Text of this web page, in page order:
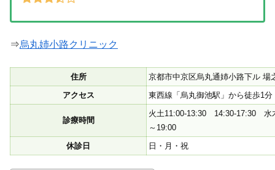
⇒烏丸姉小路クリニック
住所
京都市中京区烏丸通姉小路下ル 場
アクセス
東西線「烏丸御池駅」から徒歩1分
診療時間
火土11:00-13:30 14:30-17:30
～19:00
休診日
日・月・祝